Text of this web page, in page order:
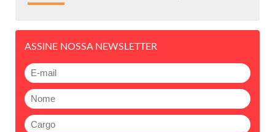
ASSINE NOSSA NEWSLETTER